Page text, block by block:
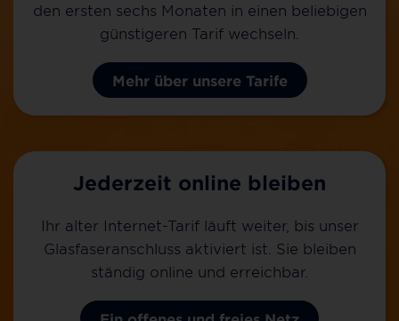
den ersten sechs Monaten in einen beliebigen
günstigeren Tarif wechseln.
Mehr über unsere Tarife
Jederzeit online bleiben
Ihr alter Internet-Tarif läuft weiter, bis unser
Glasfaseranschluss aktiviert ist. Sie bleiben
ständig online und erreichbar.